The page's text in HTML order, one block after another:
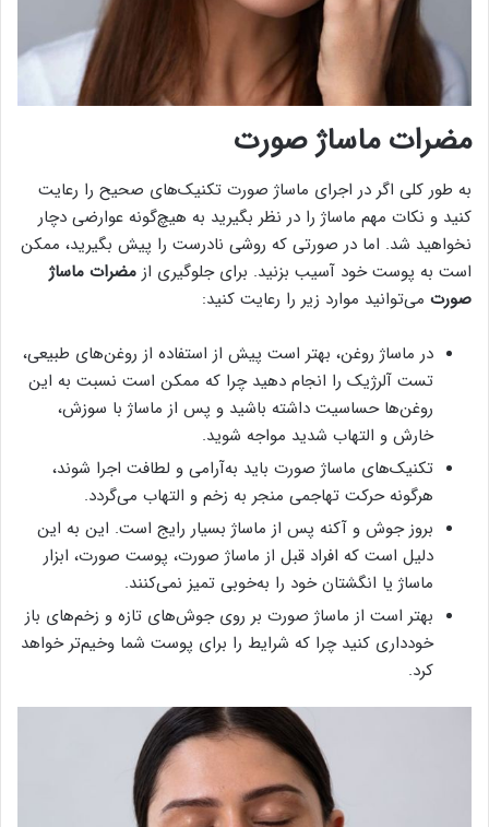
مضرات ماساژ صورت
به طور کلی اگر در اجرای ماساژ صورت تکنیک‌های صحیح را رعایت
کنید و نکات مهم ماساژ را در نظر بگیرید به هیچ‌گونه عوارضی دچار
نخواهید شد. اما در صورتی که روشی نادرست را پیش بگیرید، ممکن
است به پوست خود آسیب بزنید. برای جلوگیری از مضرات ماساژ
صورت می‌توانید موارد زیر را رعایت کنید:
در ماساژ روغن، بهتر است پیش از استفاده از روغن‌های طبیعی،
تست آلرژیک را انجام دهید چرا که ممکن است نسبت به این
روغن‌ها حساسیت داشته باشید و پس از ماساژ با سوزش،
خارش و التهاب شدید مواجه شوید.
تکنیک‌های ماساژ صورت باید به‌آرامی و لطافت اجرا شوند،
هرگونه حرکت تهاجمی منجر به زخم و التهاب می‌گردد.
بروز جوش و آکنه پس از ماساژ بسیار رایج است. این به این
دلیل است که افراد قبل از ماساژ صورت، پوست صورت، ابزار
ماساژ یا انگشتان خود را به‌خوبی تمیز نمی‌کنند.
بهتر است از ماساژ صورت بر روی جوش‌های تازه و زخم‌های باز
خودداری کنید چرا که شرایط را برای پوست شما وخیم‌تر خواهد
کرد.